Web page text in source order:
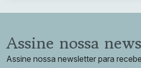
Assine nossa
Assine nossa newsletter para